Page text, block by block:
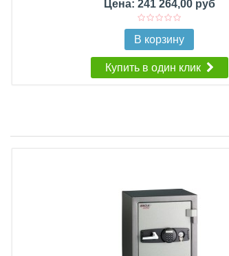
Цена: 241 264,00 руб
В корзину
Купить в один клик